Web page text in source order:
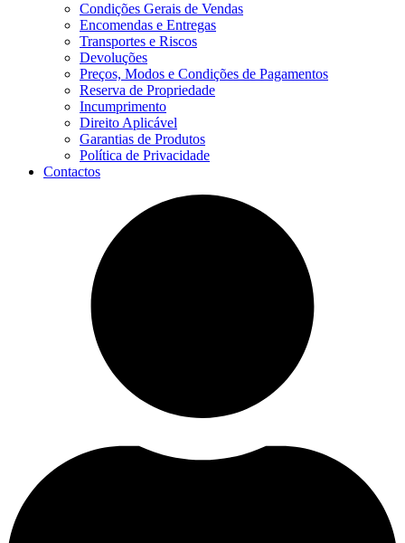
Condições Gerais de Vendas
Encomendas e Entregas
Transportes e Riscos
Devoluções
Preços, Modos e Condições de Pagamentos
Reserva de Propriedade
Incumprimento
Direito Aplicável
Garantias de Produtos
Política de Privacidade
Contactos